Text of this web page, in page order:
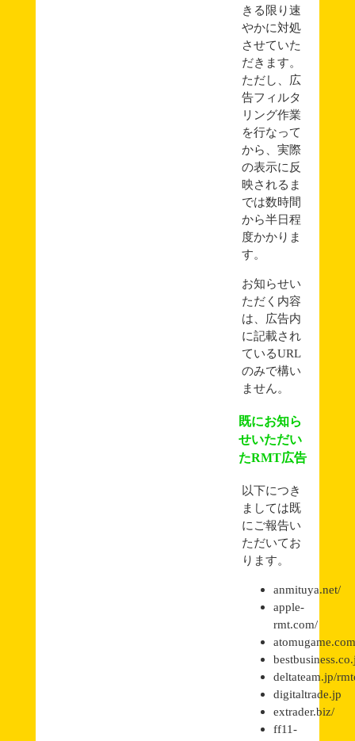
きる限り速
やかに対処
させていた
だきます。
ただし、広
告フィルタ
リング作業
を行なって
から、実際
の表示に反
映されるま
では数時間
から半日程
度かかりま
す。
お知らせい
ただく内容
は、広告内
に記載され
ているURL
のみで構い
ません。
既にお知ら
せいただい
たRMT広告
以下につき
ましては既
にご報告い
ただいてお
ります。
anmituya.net/
apple-
rmt.com/
deltateam.jp/
digitaltrade.jp
extrader.biz/
ff11-